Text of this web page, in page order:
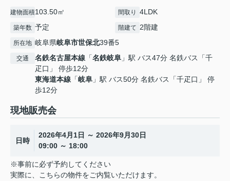
建物面積103.50㎡ 間取り 4LDK
築年数 予定 階建て 2階建
所在地 岐阜県岐阜市世保北39番5
交通 名鉄名古屋本線 「名鉄岐阜 」駅 バス47分 名鉄バス「千
疋口」 停歩12分
東海道本線 「岐阜 」駅 バス50分 名鉄バス「千疋口」 停
歩12分
現地販売会
日時
2026年4月1日 ～ 2026年9月30日
09:00 ～ 18:00
※事前に必ず予約してください
実際に、こちらの物件をご内覧いただけます。